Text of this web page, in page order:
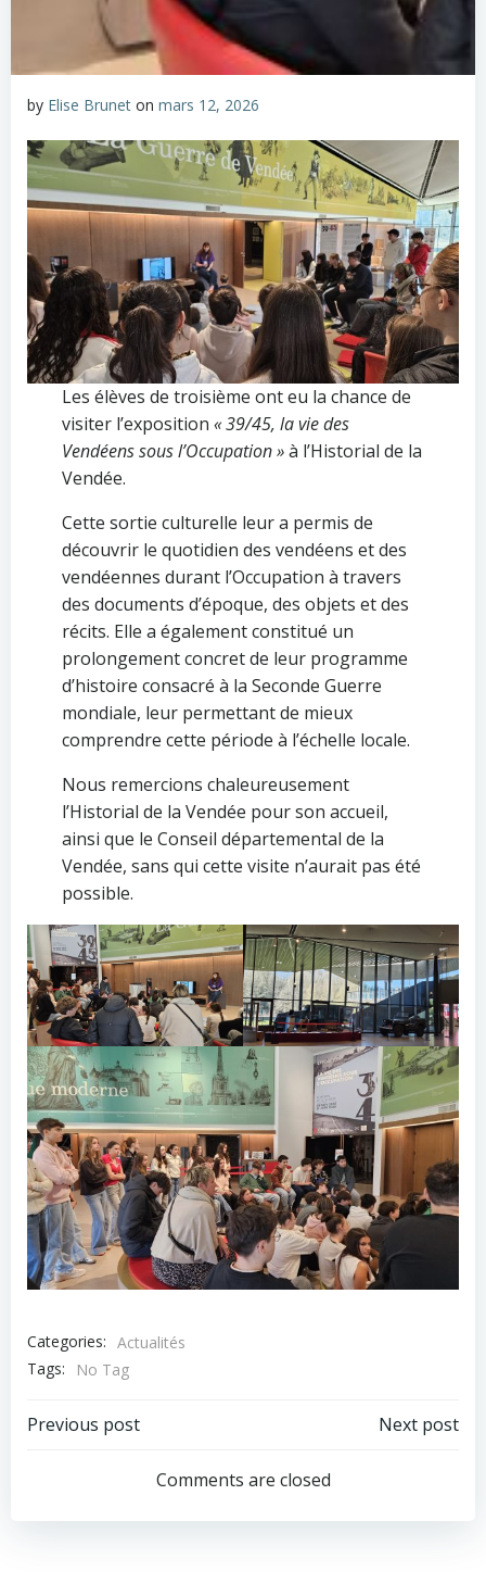
by Elise Brunet on mars 12, 2026
Les élèves de troisième ont eu la chance de
visiter l’exposition « 39/45, la vie des
Vendéens sous l’Occupation »à l’Historial de la
Vendée.
Cette sortie culturelle leur a permis de
découvrir le quotidien des vendéens et des
vendéennes durant l’Occupation à travers
des documents d’époque, des objets et des
récits. Elle a également constitué un
prolongement concret de leur programme
d’histoire consacré à la Seconde Guerre
mondiale, leur permettant de mieux
comprendre cette période à l’échelle locale.
Nous remercions chaleureusement
l’Historial de la Vendée pour son accueil,
ainsi que le Conseil départemental de la
Vendée, sans qui cette visite n’aurait pas été
possible.
Categories: Actualités
Tags:
No Tag
Post
navigation
Previous post
navigation
Next post
Comments are closed